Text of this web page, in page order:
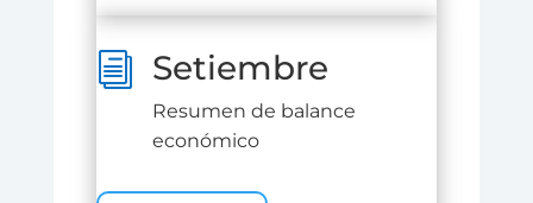
i Setiembre
Resumen de balance
económico